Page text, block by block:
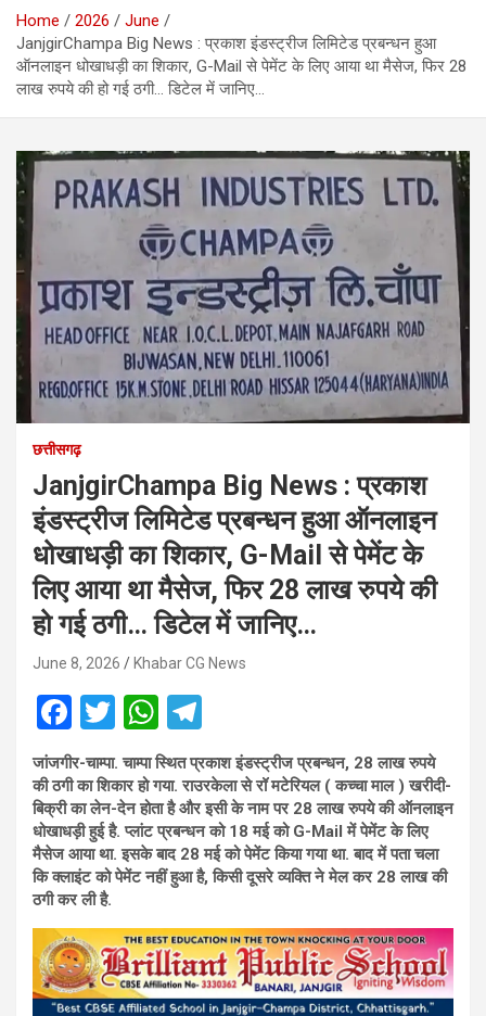
Home 2026
June
JanjgirChampa Big News : प्रकाश इंडस्ट्रीज लिमिटेड प्रबन्धन हुआ
ऑनलाइन धोखाधड़ी का शिकार, G-Mail से पेमेंट के लिए आया था मैसेज, फिर 28
लाख रुपये की हो गई ठगी… डिटेल में जानिए…
छत्तीसगढ़
JanjgirChampa Big News : प्रकाश
इंडस्ट्रीज लिमिटेड प्रबन्धन हुआ ऑनलाइन
धोखाधड़ी का शिकार, G-Mail से पेमेंट के
लिए आया था मैसेज, फिर 28 लाख रुपये की
हो गई ठगी… डिटेल में जानिए…
June 8, 2026 Khabar CG News
F
a
ce
b
o
o
k
T
wi
tt
er
W
h
at
s
A
p
p
el
e
gr
a
m
जांजगीर-चाम्पा. चाम्पा स्थित प्रकाश इंडस्ट्रीज प्रबन्धन, 28 लाख रुपये
की ठगी का शिकार हो गया. राउरकेला से रॉ मटेरियल ( कच्चा माल ) खरीदी-
बिक्री का लेन-देन होता है और इसी के नाम पर 28 लाख रुपये की ऑनलाइन
धोखाधड़ी हुई है. प्लांट प्रबन्धन को 18 मई को G-Mail में पेमेंट के लिए
मैसेज आया था. इसके बाद 28 मई को पेमेंट किया गया था. बाद में पता चला
कि क्लाइंट को पेमेंट नहीं हुआ है, किसी दूसरे व्यक्ति ने मेल कर 28 लाख की
ठगी कर ली है.